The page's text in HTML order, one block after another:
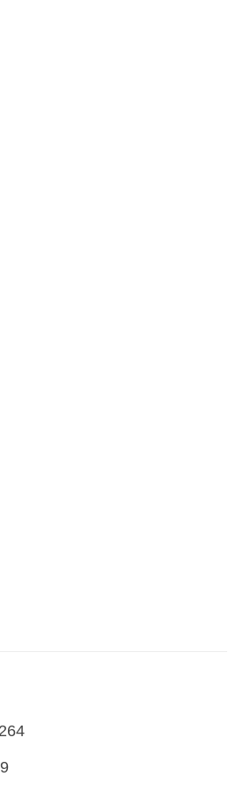
為台
場最真實、最不帶偏見的深度
的決策。 為什麼選擇正確的
？ 在數位時代，網站就是您的
影響 SEO 排名與流量 Google
列為重要的排名因素。一個載入
虛擬主機，是您提升 SEO 排
最低、效益最高的投資。 影響使
於電商或服務業而言，這直接關
主機，能確保您的客戶在任何
客服支援，決定了您的網站遇
恢復。選擇一個具備365天全年
因此，選擇主機，不是在選
選「最可靠的合作夥伴」。接
機深度解析：最懂台灣企業的在
台灣市場超過25年，服務超過3
位早已超越單純的虛擬主機供應
銷生態系統的顧問夥伴。對於台
戰國策的